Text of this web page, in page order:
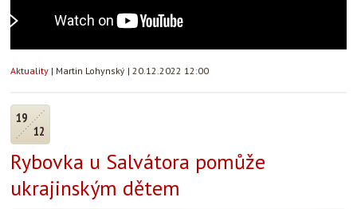
Aktuality | Martin Lohynský | 20.12.2022 12:00
19
12
Rybovka u Salvátora pomůže
ukrajinským dětem